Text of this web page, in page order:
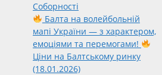
Соборності
Балта на волейбольній
мапі України — з характером,
емоціями та перемогами!
Ціни на Балтському ринку
(18.01.2026)